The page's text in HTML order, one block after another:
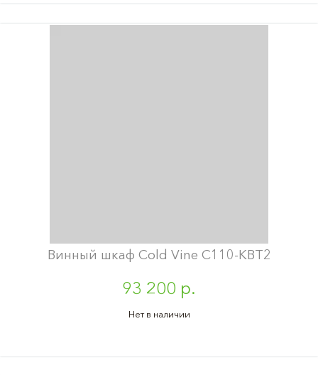
Винный шкаф Cold Vine C110-KBT2
93 200 р.
Нет в наличии